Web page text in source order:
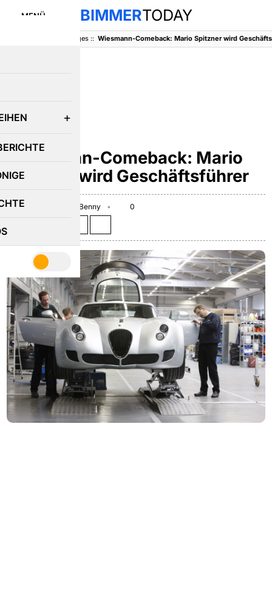
MENÜ BIMMERTODAY
Sonstiges:: Wiesmann-Comeback: Mario Spitzner wird
Wiesmann-Comeback: Mario
Spitzner wird Geschäftsführer
October 5, 2016 Benny
0